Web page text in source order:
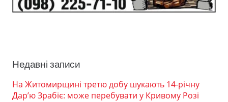
Недавні записи
На Житомирщині третю добу шукають 14-річну
Дар’ю Зрабіє: може перебувати у Кривому Розі